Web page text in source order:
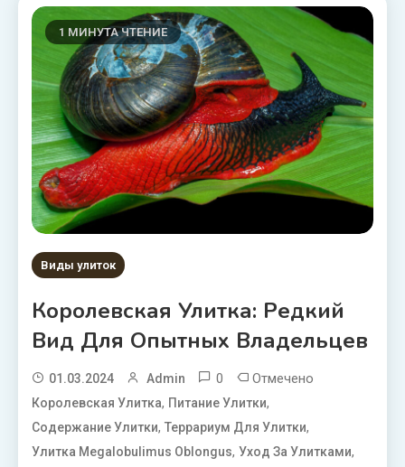
1 МИНУТА ЧТЕНИЕ
Виды улиток
Королевская Улитка: Редкий
Вид Для Опытных Владельцев
01.03.2024 Admin 0 Отмечено
Королевская Улитка, Питание Улитки,
Содержание Улитки, Террариум Для Улитки,
Улитка Megalobulimus Oblongus, Уход За Улитками,